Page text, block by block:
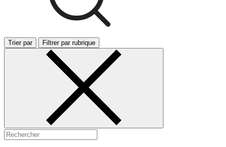
Trier par Filtrer par rubrique